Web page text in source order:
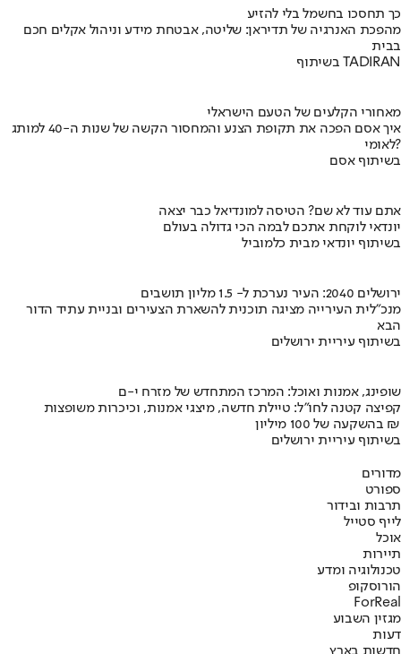
כך תחסכו בחשמל בלי להזיע
מהפכת האנרגיה של תדיראן: שליטה, אבטחת מידע וניהול אקלים חכם
בבית
בשיתוף TADIRAN
מאחורי הקלעים של הטעם הישראלי
איך אסם הפכה את תקופת הצנע והמחסור הקשה של שנות ה-40 למותג
לאומי?
בשיתוף אסם
אתם עוד לא שם? הטיסה למונדיאל כבר יצאה
יונדאי לוקחת אתכם לבמה הכי גדולה בעולם
בשיתוף יונדאי מבית כלמוביל
ירושלים 2040: העיר נערכת ל- 1.5 מליון תושבים
מנכ"לית העירייה מציגה תוכנית להשארת הצעירים ובניית עתיד הדור
הבא
בשיתוף עיריית ירושלים
שופינג, אמנות ואוכל: המרכז המתחדש של מזרח י-ם
קפיצה קטנה לחו"ל: טיילת חדשה, מיצגי אמנות, וכיכרות משופצות
בהשקעה של 100 מיליון ₪
בשיתוף עיריית ירושלים
מדורים
ספורט
תרבות ובידור
לייף סטייל
אוכל
תיירות
טכנולוגיה ומדע
הורוסקופ
ForReal
מגזין השבוע
דעות